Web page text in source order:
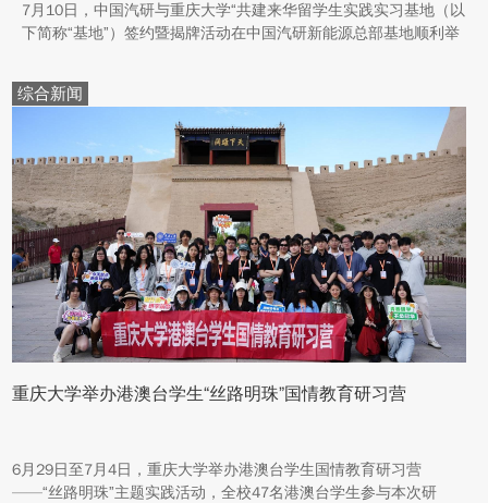
7月10日，中国汽研与重庆大学“共建来华留学生实践实习基地（以
下简称“基地”）签约暨揭牌活动在中国汽研新能源总部基地顺利举
与交流处处长兼留学生事务管理中心主任阳春出席活动，双方相关
职能负责人、教师代表及来华留学生代表共同参与。
综合新闻
重庆大学举办港澳台学生“丝路明珠”国情教育研习营
6月29日至7月4日，重庆大学举办港澳台学生国情教育研习营
——“丝路明珠”主题实践活动，全校47名港澳台学生参与本次研